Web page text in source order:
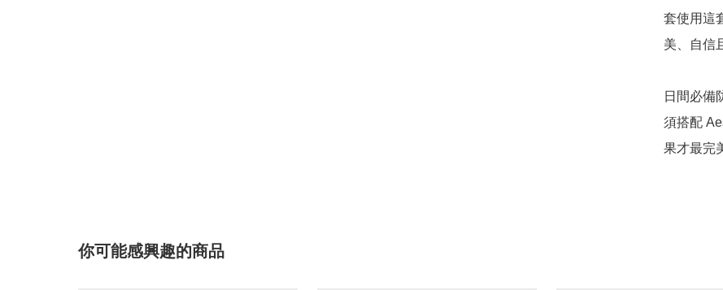
套使用這
美、自信
日間必備
須搭配
果才最完
你可能感興趣的商品